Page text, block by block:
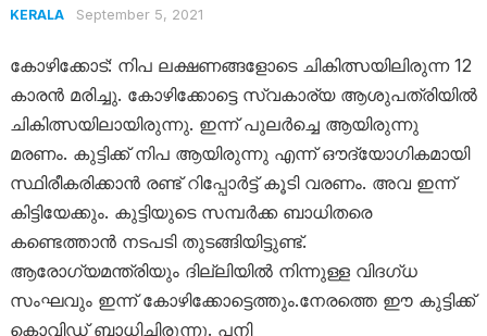
KERALA September 5, 2021
കോഴിക്കോട്: നിപ ലക്ഷണങ്ങളോടെ ചികിത്സയിലിരുന്ന 12
കാരൻ മരിച്ചു. കോഴിക്കോട്ടെ സ്വകാര്യ ആശുപത്രിയില്‍
ചികിത്സയിലായിരുന്നു. ഇന്ന് പുലർച്ചെ ആയിരുന്നു
മരണം. കുട്ടിക്ക് നിപ ആയിരുന്നു എന്ന് ഔദ്യോഗികമായി
സ്ഥിരീകരിക്കാന്‍ രണ്ട് റിപ്പോര്‍ട്ട് കൂടി വരണം. അവ ഇന്ന്
കിട്ടിയേക്കും. കുട്ടിയുടെ സമ്പർക്ക ബാധിതരെ
കണ്ടെത്താൻ നടപടി തുടങ്ങിയിട്ടുണ്ട്.
ആരോഗ്യമന്ത്രിയും ദില്ലിയില്‍ നിന്നുള്ള വിദഗ്ധ
സംഘവും ഇന്ന് കോഴിക്കോട്ടെത്തും.നേരത്തെ ഈ കുട്ടിക്ക്
കൊവിഡ് ബാധിച്ചിരുന്നു. പനി